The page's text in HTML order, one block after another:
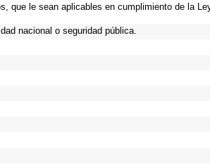
que le sean aplicables en cumplimiento de la
nacional o seguridad pública.